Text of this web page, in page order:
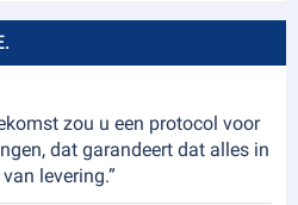
zou u een protocol voor
dat garandeert dat alles in
levering.”